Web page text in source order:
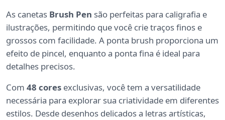
As canetas Brush Pen são perfeitas para caligrafia e
ilustrações, permitindo que você crie traços finos e
grossos com facilidade. A ponta brush proporciona um
efeito de pincel, enquanto a ponta fina é ideal para
detalhes precisos.
Com 48 cores exclusivas, você tem a versatilidade
necessária para explorar sua criatividade em diferentes
estilos. Desde desenhos delicados a letras artísticas,